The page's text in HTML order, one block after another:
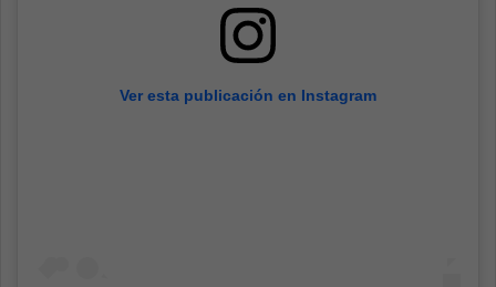
Ver esta publicación en Instagram